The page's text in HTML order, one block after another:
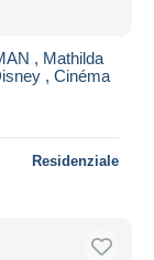
, Mathilda
, Cinéma
Residenziale